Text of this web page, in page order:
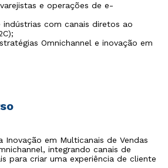
e operações de e-
indústrias com canais diretos ao
Omnichannel e inovação em
Inovação em Multicanais de Vendas
integrando canais de
para criar uma experiência de cliente